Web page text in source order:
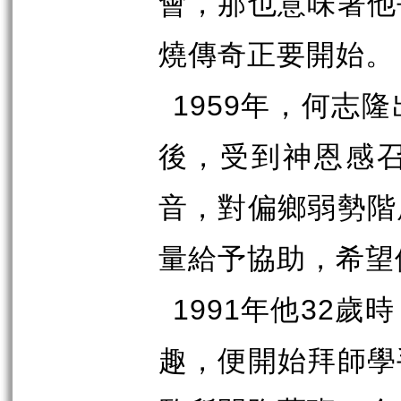
燒傳奇正要開始。
1959年，何志隆
後，受到神恩感
音，對偏鄉弱勢
量給予協助，希
1991年他32歲
趣，便開始拜師